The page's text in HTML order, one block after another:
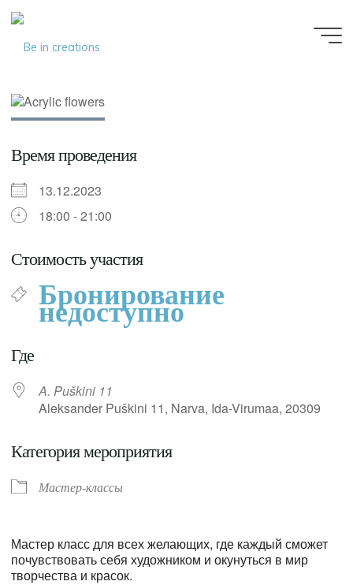
Время проведения
13.12.2023
18:00 - 21:00
Стоимость участия
Бронирование
недоступно
Где
A. Puškini 11
Aleksander Puškini 11, Narva, Ida-Virumaa, 20309
Категория мероприятия
Мастер-классы
Мастер класс для всех желающих, где каждый сможет
почувствовать себя художником и окунуться в мир
творчества и красок.